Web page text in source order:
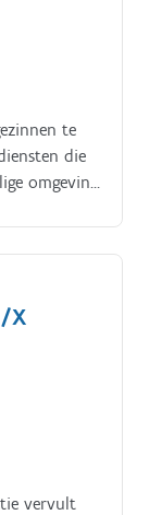
te
die
omgeving
regio Oost
om ons
De
X
vervult